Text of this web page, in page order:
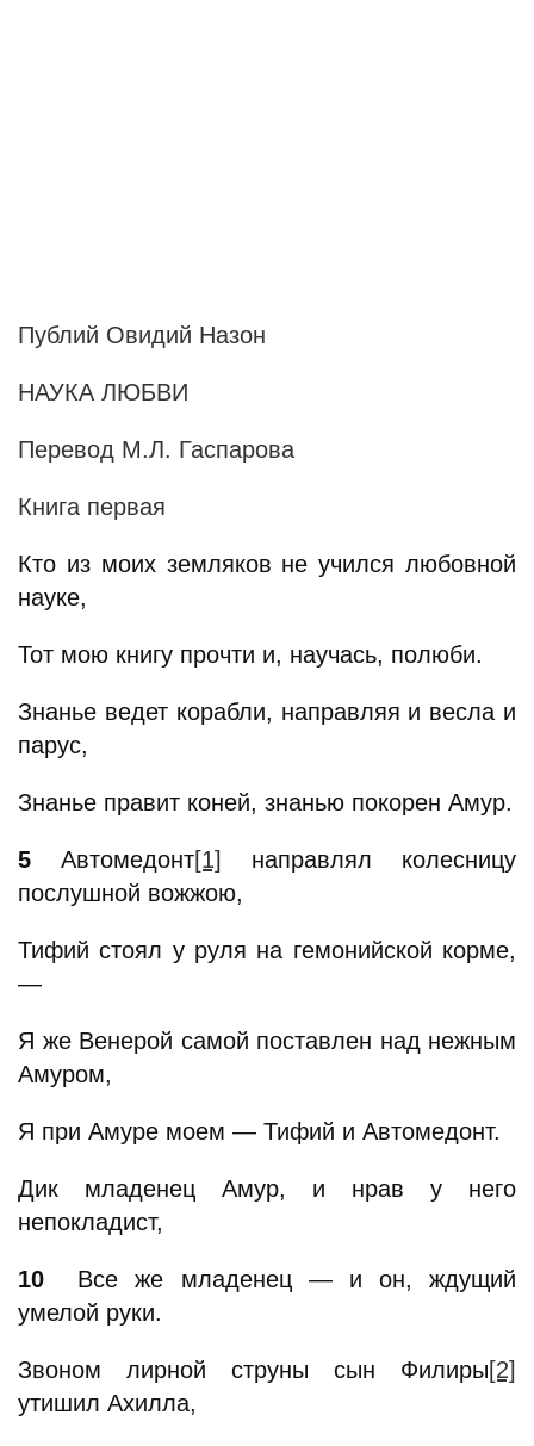
Публий Овидий Назон
НАУКА ЛЮБВИ
Перевод М.Л. Гаспарова
Книга первая
Кто из моих земляков не учился любовной
науке,
Тот мою книгу прочти и, научась, полюби.
Знанье ведет корабли, направляя и весла и
парус,
Знанье правит коней, знанью покорен Амур.
5 Автомедонт[1]
направлял колесницу
послушной вожжою,
Тифий стоял у руля на гемонийской корме,
—
Я же Венерой самой поставлен над нежным
Амуром,
Я при Амуре моем — Тифий и Автомедонт.
Дик младенец Амур, и нрав у него
непокладист,
10 Все же младенец — и он, ждущий
умелой руки.
Звоном лирной струны сын Филиры[2]
утишил Ахилла,